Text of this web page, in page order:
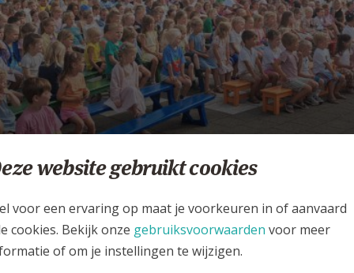
van vakantie
ONZE-LIEVE-VROUW LICHTAART
website gebruikt cookies
voor een ervaring op maat je voorkeuren in of aanvaard
cookies. Bekijk onze gebruiksvoorwaarden voor meer
of om je instellingen te wijzigen.